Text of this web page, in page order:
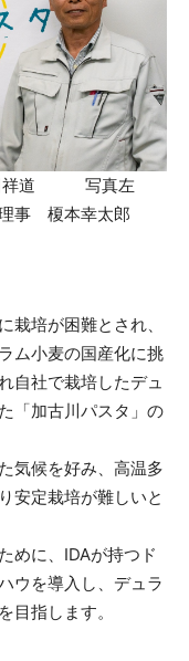
田祥道 写真左
事 榎本幸太郎
栽培が困難とされ、
ム小麦の国産化に挑
自社で栽培したデュ
「加古川パスタ」の
気候を好み、高温多
安定栽培が難しいと
めに、IDAが持つド
ウを導入し、デュラ
目指します。